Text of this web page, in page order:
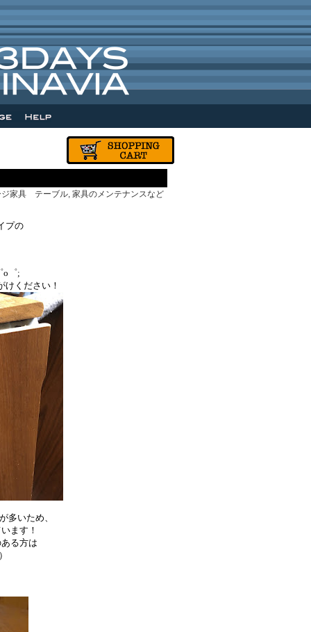
ジ家具 テーブル, 家具のメンテナンスなど
プの
o゜;
けください！
多いため、
ます！
る方は